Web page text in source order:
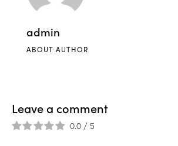
admin
ABOUT AUTHOR
Leave a comment
0.0 / 5